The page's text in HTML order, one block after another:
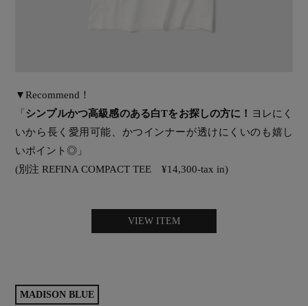
▼Recommend！
「 シンプルかつ高級感のある白Tをお探しの方に！ ヨレにく
いから長く愛用可能、かつインナーが透けにくいのも嬉し
いポイント◎」
(別注 REFINA COMPACT TEE ¥14,300-tax in)
VIEW ITEM
MADISON BLUE